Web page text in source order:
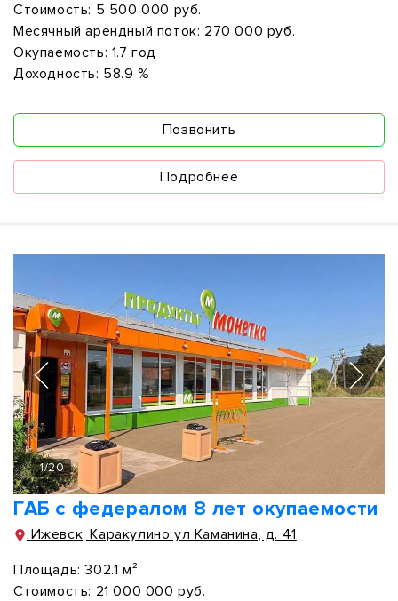
Стоимость: 5 500 000 руб.
Месячный арендный поток: 270 000 руб.
Окупаемость: 1.7 год
Доходность: 58.9 %
Позвонить
Подробнее
1/20
ГАБ с федералом 8 лет окупаемости
Ижевск, Каракулино ул Каманина, д. 41
Площадь: 302.1 м²
Стоимость: 21 000 000 руб.